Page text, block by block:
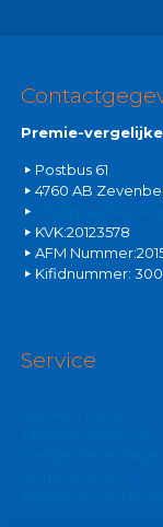
Premie-
Postbus 61
4760 AB
KVK:20123578
AFM
Kifidnummer:
Service